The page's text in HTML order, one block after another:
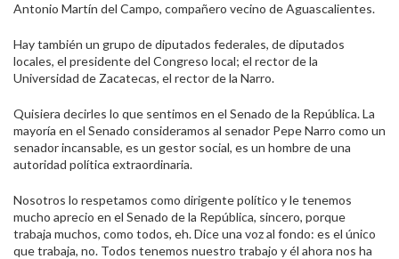
Antonio Martín del Campo, compañero vecino de Aguascalientes.
Hay también un grupo de diputados federales, de diputados
locales, el presidente del Congreso local; el rector de la
Universidad de Zacatecas, el rector de la Narro.
Quisiera decirles lo que sentimos en el Senado de la República. La
mayoría en el Senado consideramos al senador Pepe Narro como un
senador incansable, es un gestor social, es un hombre de una
autoridad política extraordinaria.
Nosotros lo respetamos como dirigente político y le tenemos
mucho aprecio en el Senado de la República, sincero, porque
trabaja muchos, como todos, eh. Dice una voz al fondo: es el único
que trabaja, no. Todos tenemos nuestro trabajo y él ahora nos ha